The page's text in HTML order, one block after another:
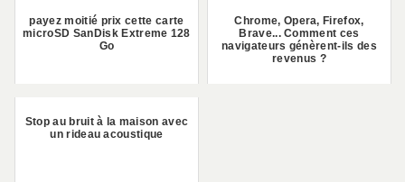
payez moitié prix cette carte
microSD SanDisk Extreme 128
Go
Chrome, Opera, Firefox,
Brave... Comment ces
navigateurs génèrent-ils des
revenus ?
Stop au bruit à la maison avec
un rideau acoustique